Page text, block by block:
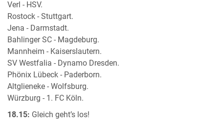
Verl - HSV.
Rostock - Stuttgart.
Jena - Darmstadt.
Bahlinger SC - Magdeburg.
Mannheim - Kaiserslautern.
SV Westfalia - Dynamo Dresden.
Phönix Lübeck - Paderborn.
Altglieneke - Wolfsburg.
Würzburg - 1. FC Köln.
18.15: Gleich geht’s los!